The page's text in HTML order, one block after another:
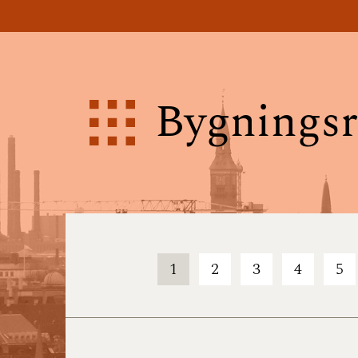
1 2 3 4 5